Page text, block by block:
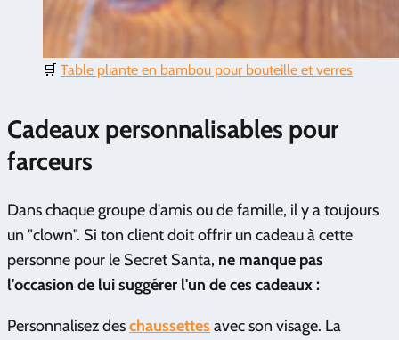
🛒 Table pliante en bambou pour bouteille et verres
Cadeaux personnalisables pour
farceurs
Dans chaque groupe d'amis ou de famille, il y a toujours
un "clown". Si ton client doit offrir un cadeau à cette
personne pour le Secret Santa, ne manque pas
l'occasion de lui suggérer l'un de ces cadeaux :
Personnalisez deschaussettes avec son visage. La